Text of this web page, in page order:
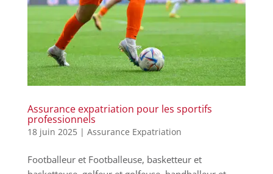
Assurance expatriation pour les sportifs
professionnels
18 juin 2025| Assurance Expatriation
Footballeur et Footballeuse, basketteur et